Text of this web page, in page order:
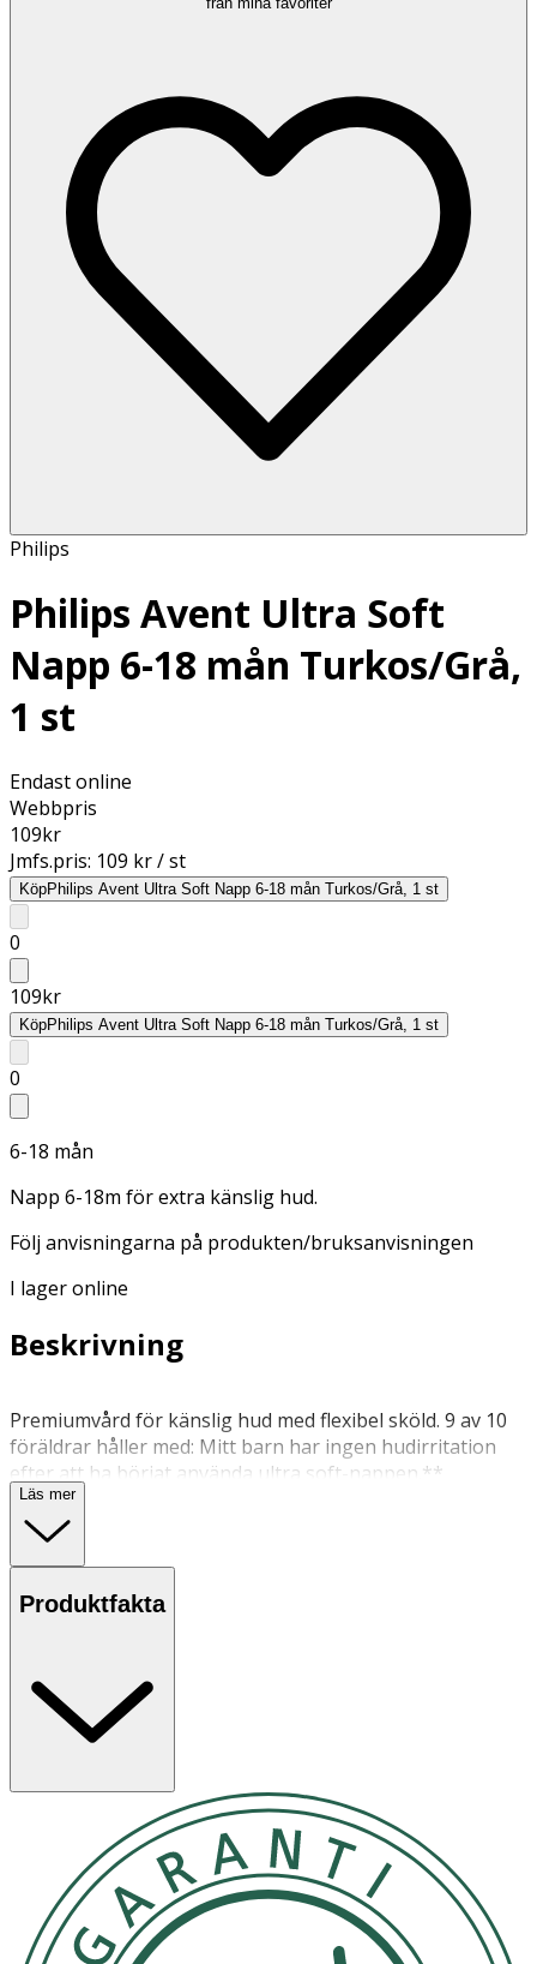
Philips
Philips Avent Ultra Soft
Napp 6-18 mån Turkos/Grå,
1 st
Endast online
Webbpris
109kr
Jmfs.pris: 109 kr / st
KöpPhilips Avent Ultra Soft Napp 6-18 mån Turkos/Grå, 1 st
0
109kr
KöpPhilips Avent Ultra Soft Napp 6-18 mån Turkos/Grå, 1 st
0
6-18 mån
Napp 6-18m för extra känslig hud.
Följ anvisningarna på produkten/bruksanvisningen
I lager online
Beskrivning
Premiumvård för känslig hud med flexibel sköld. 9 av 10
föräldrar håller med: Mitt barn har ingen hudirritation
efter att ha börjat använda ultra soft-nappen.**
Lugnande komfort är alltid nära, oavsett vem som tar
hand om barnet. Nu 80 % växtbaserad.
Följ instruktionerna på kartongen,
OK för gravida och ammande:
Läs mer
Produktfakta